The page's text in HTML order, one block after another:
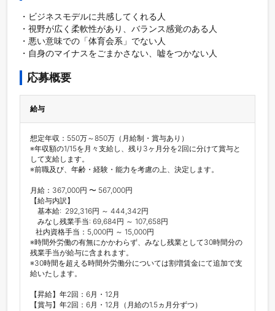
・ビジネスモデルに共感してくれる人
・視野が広く柔軟性があり、バランス感覚のある人
・悪い意味での「体育会系」でない人
・自身のマイナスをごまかさない、嘘をつかない人
応募概要
給与
想定年収：550万～850万（月給制・賞与あり）
※年収額の1/15を月々支給し、残り3ヶ月分を2回に分けて賞与と
して支給します。
※前職及び、年齢・経験・能力を考慮の上、決定します。
月給：367,000円 〜 567,000円
【給与内訳】
基本給:  292,316円 ～ 444,342円
みなし残業手当: 69,684円 ～ 107,658円
※時間外労働の有無にかかわらず、みなし残業として30時間分の
残業手当が給与に含まれます。
※30時間を超える時間外労働分については割増賃金にて追加で支
給いたします。
【昇給】年2回：6月・12月
【賞与】年2回：6月・12月（月給の1.5ヵ月分ずつ）